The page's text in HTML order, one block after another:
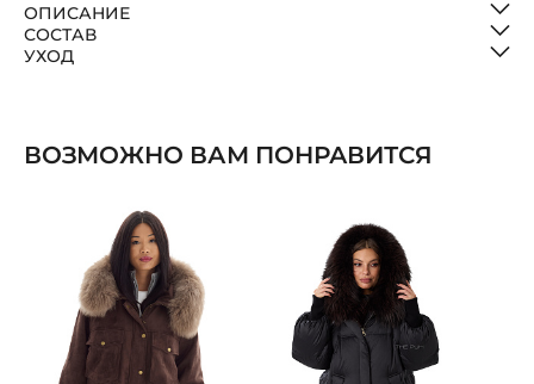
ОПИСАНИЕ
СОСТАВ
УХОД
ВОЗМОЖНО ВАМ ПОНРАВИТСЯ